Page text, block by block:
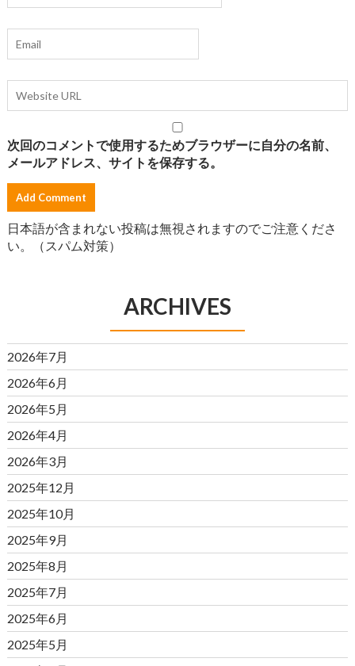
次回のコメントで使用するためブラウザーに自分の名前、
メールアドレス、サイトを保存する。
日本語が含まれない投稿は無視されますのでご注意くださ
い。（スパム対策）
ARCHIVES
2026年7月
2026年6月
2026年5月
2026年4月
2026年3月
2025年12月
2025年10月
2025年9月
2025年8月
2025年7月
2025年6月
2025年5月